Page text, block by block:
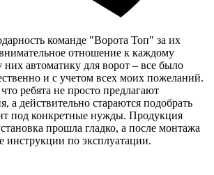
команде "Ворота Топ" за их
отношение к каждому
них автоматику для ворот – все было
и с учетом всех моих пожеланий.
ребята не просто предлагают
а действительно стараются подобрать
под конкретные нужды. Продукция
прошла гладко, а после монтажа
инструкции по эксплуатации.